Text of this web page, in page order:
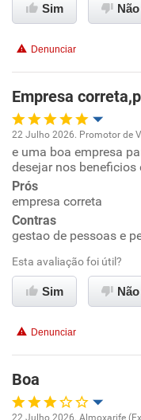
Benefícios
Recomenda esta
Sim Não
Denunciar
Empresa
Oportunidade de
Ambiente de trabalho
Conciliação com a
Benefícios
Não recomenda a
22 Julho 2026. Promotor de
e uma boa empresa
desejar nos beneficios
Prós
empresa correta
Contras
gestao de pessoas e
Esta avaliação foi útil?
Sim Não
Denunciar
Boa
22 Julho 2026. Almoxarife